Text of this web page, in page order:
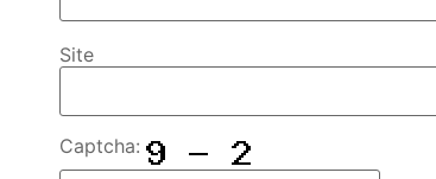
Site
Captcha: